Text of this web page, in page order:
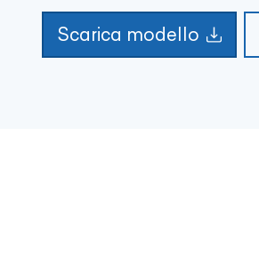
Scarica modello